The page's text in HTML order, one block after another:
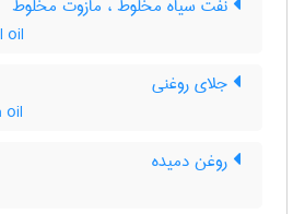
نفت سیاه مخلوط ، مازوت مخلوط
oil
جلای روغنی
oil
روغن دمیده